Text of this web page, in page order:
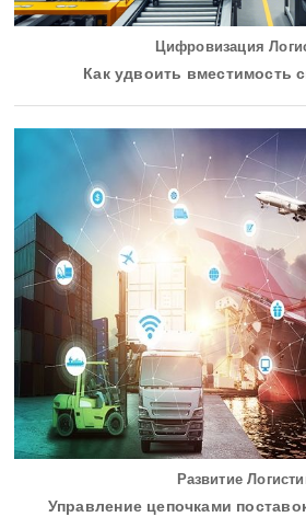
Цифровизация
Как удвоить вместимость
Развитие
Управление цепочками